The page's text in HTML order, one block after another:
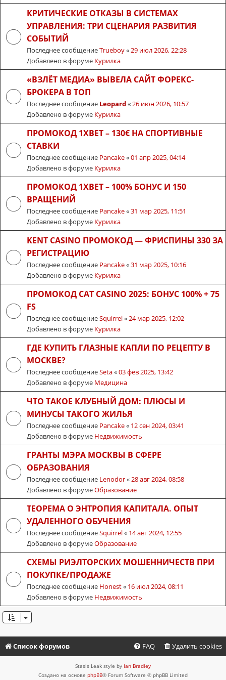
КРИТИЧЕСКИЕ ОТКАЗЫ В СИСТЕМАХ
УПРАВЛЕНИЯ: ТРИ СЦЕНАРИЯ РАЗВИТИЯ
СОБЫТИЙ
Последнее сообщениеTrueboy«29 июл 2026, 22:28
Добавлено в форуме Курилка
«ВЗЛЁТ МЕДИА» ВЫВЕЛА САЙТ ФОРЕКС-
БРОКЕРА В ТОП
Последнее сообщение Leopard«26 июн 2026, 10:57
Добавлено в форуме Курилка
ПРОМОКОД 1XBET – 130€ НА СПОРТИВНЫЕ
СТАВКИ
Последнее сообщение Pancake«01 апр 2025, 04:14
Добавлено в форуме Курилка
ПРОМОКОД 1XBET – 100% БОНУС И 150
ВРАЩЕНИЙ
Последнее сообщение Pancake«31 мар 2025, 11:51
Добавлено в форуме Курилка
KENT CASINO ПРОМОКОД — ФРИСПИНЫ 330 ЗА
РЕГИСТРАЦИЮ
Последнее сообщение Pancake«31 мар 2025, 10:16
Добавлено в форуме Курилка
ПРОМОКОД CAT CASINO 2025: БОНУС 100% + 75
FS
Последнее сообщениеSquirrel«24 мар 2025, 12:02
Добавлено в форуме Курилка
ГДЕ КУПИТЬ ГЛАЗНЫЕ КАПЛИ ПО РЕЦЕПТУ В
МОСКВЕ?
Последнее сообщениеSeta«03 фев 2025, 13:42
Добавлено в форуме Медицина
ЧТО ТАКОЕ КЛУБНЫЙ ДОМ: ПЛЮСЫ И
МИНУСЫ ТАКОГО ЖИЛЬЯ
Последнее сообщение Pancake« 12 сен 2024, 03:41
Добавлено в форуме Недвижимость
ГРАНТЫ МЭРА МОСКВЫ В СФЕРЕ
ОБРАЗОВАНИЯ
Последнее сообщение Lenodor«28 авг 2024, 08:58
Добавлено в форумеОбразование
ТЕОРЕМА О ЭНТРОПИЯ КАПИТАЛА. ОПЫТ
УДАЛЕННОГО ОБУЧЕНИЯ
Последнее сообщениеSquirrel« 14 авг 2024, 12:55
Добавлено в форумеОбразование
СХЕМЫ РИЭЛТОРСКИХ МОШЕННИЧЕСТВ ПРИ
ПОКУПКЕ/ПРОДАЖЕ
Последнее сообщение Honest« 16 июл 2024, 08:11
Добавлено в форуме Недвижимость
Список форумов Удалить cookies
FAQ
Stasis Leak style by Ian Bradley
Создано на основе phpBB® Forum Software © phpBB Limited